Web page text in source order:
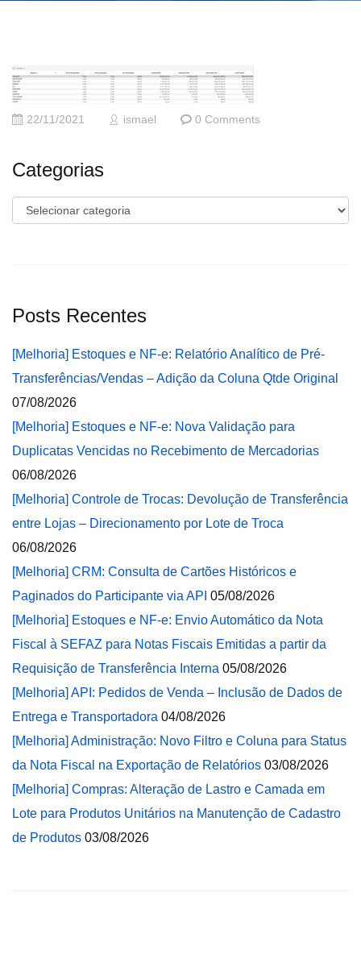
22/11/2021 ismael 0 Comments
Categorias
Categorias
Posts Recentes
[Melhoria] Estoques e NF-e: Relatório Analítico de Pré-
Transferências/Vendas – Adição da Coluna Qtde Original
07/08/2026
[Melhoria] Estoques e NF-e: Nova Validação para
Duplicatas Vencidas no Recebimento de Mercadorias
06/08/2026
[Melhoria] Controle de Trocas: Devolução de Transferência
entre Lojas – Direcionamento por Lote de Troca
06/08/2026
[Melhoria] CRM: Consulta de Cartões Históricos e
Paginados do Participante via API 05/08/2026
[Melhoria] Estoques e NF-e: Envio Automático da Nota
Fiscal à SEFAZ para Notas Fiscais Emitidas a partir da
Requisição de Transferência Interna 05/08/2026
[Melhoria] API: Pedidos de Venda – Inclusão de Dados de
Entrega e Transportadora 04/08/2026
[Melhoria] Administração: Novo Filtro e Coluna para Status
da Nota Fiscal na Exportação de Relatórios 03/08/2026
[Melhoria] Compras: Alteração de Lastro e Camada em
Lote para Produtos Unitários na Manutenção de Cadastro
de Produtos 03/08/2026